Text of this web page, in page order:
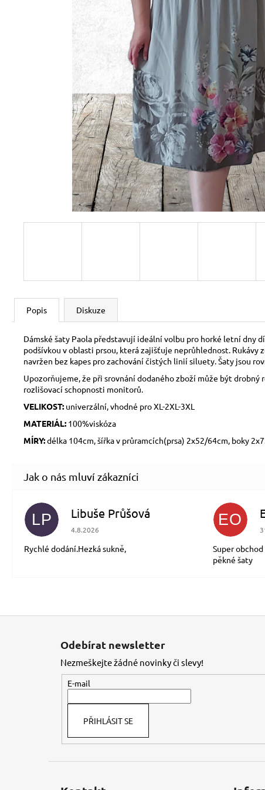
Popis Diskuze
Dámské šaty Paola představují ideální volbu pro horké letní dny
podšívkou v oblasti prsou, která zajišťuje neprůhlednost.
navržen bez kapes pro zachování čistých linií siluety. Šaty jsou
Upozorňujeme, že při srovnání dodaného zboží může být
rozlišovací schopnosti monitorů.
VELIKOST: univerzální, vhodné pro XL-2XL-3XL
MATERIÁL: 100%viskóza
MÍRY:délka 104cm, šířka v průramcích(prsa) 2x52/64cm, boky
LP Libuše Průšová
Hodnocení obchodu je 5 z 5 hvězdiček.
4.8.2026
Rychlé dodání.Hezká sukně,
EO
Super
pěkné šaty
Odebírat newsletter
Nezmeškejte žádné novinky či slevy!
E-mail
PŘIHLÁSIT SE